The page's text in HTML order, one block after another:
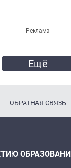
Реклама
Ещё
ОБРАТНАЯ СВЯЗЬ